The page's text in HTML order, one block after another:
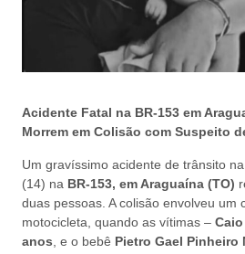
Acidente Fatal na BR-153 em
Morrem em Colisão com Suspeito
Um gravíssimo acidente de trânsito
(14) na BR-153, em Araguaína (TO)
duas pessoas. A colisão envolveu um
motocicleta, quando as vítimas –
anos , e o bebê Pietro Gael Pinheiro